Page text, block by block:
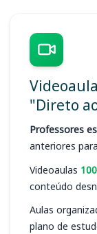
"Direto
Professores
anteriores
Videoaulas
conteúdo
Aulas
plano de